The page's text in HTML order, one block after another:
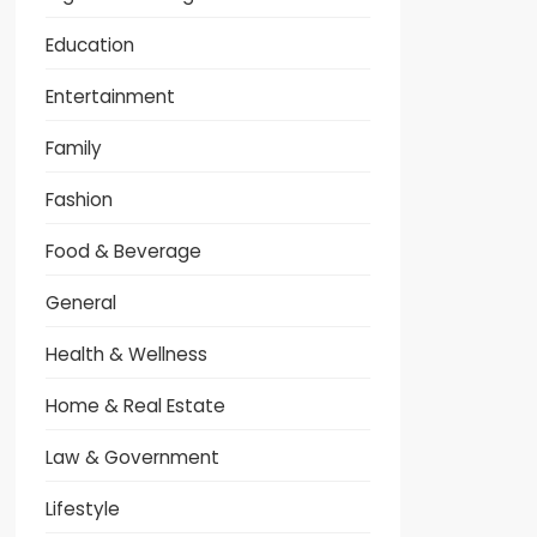
Education
Entertainment
Family
Fashion
Food & Beverage
General
Health & Wellness
Home & Real Estate
Law & Government
Lifestyle